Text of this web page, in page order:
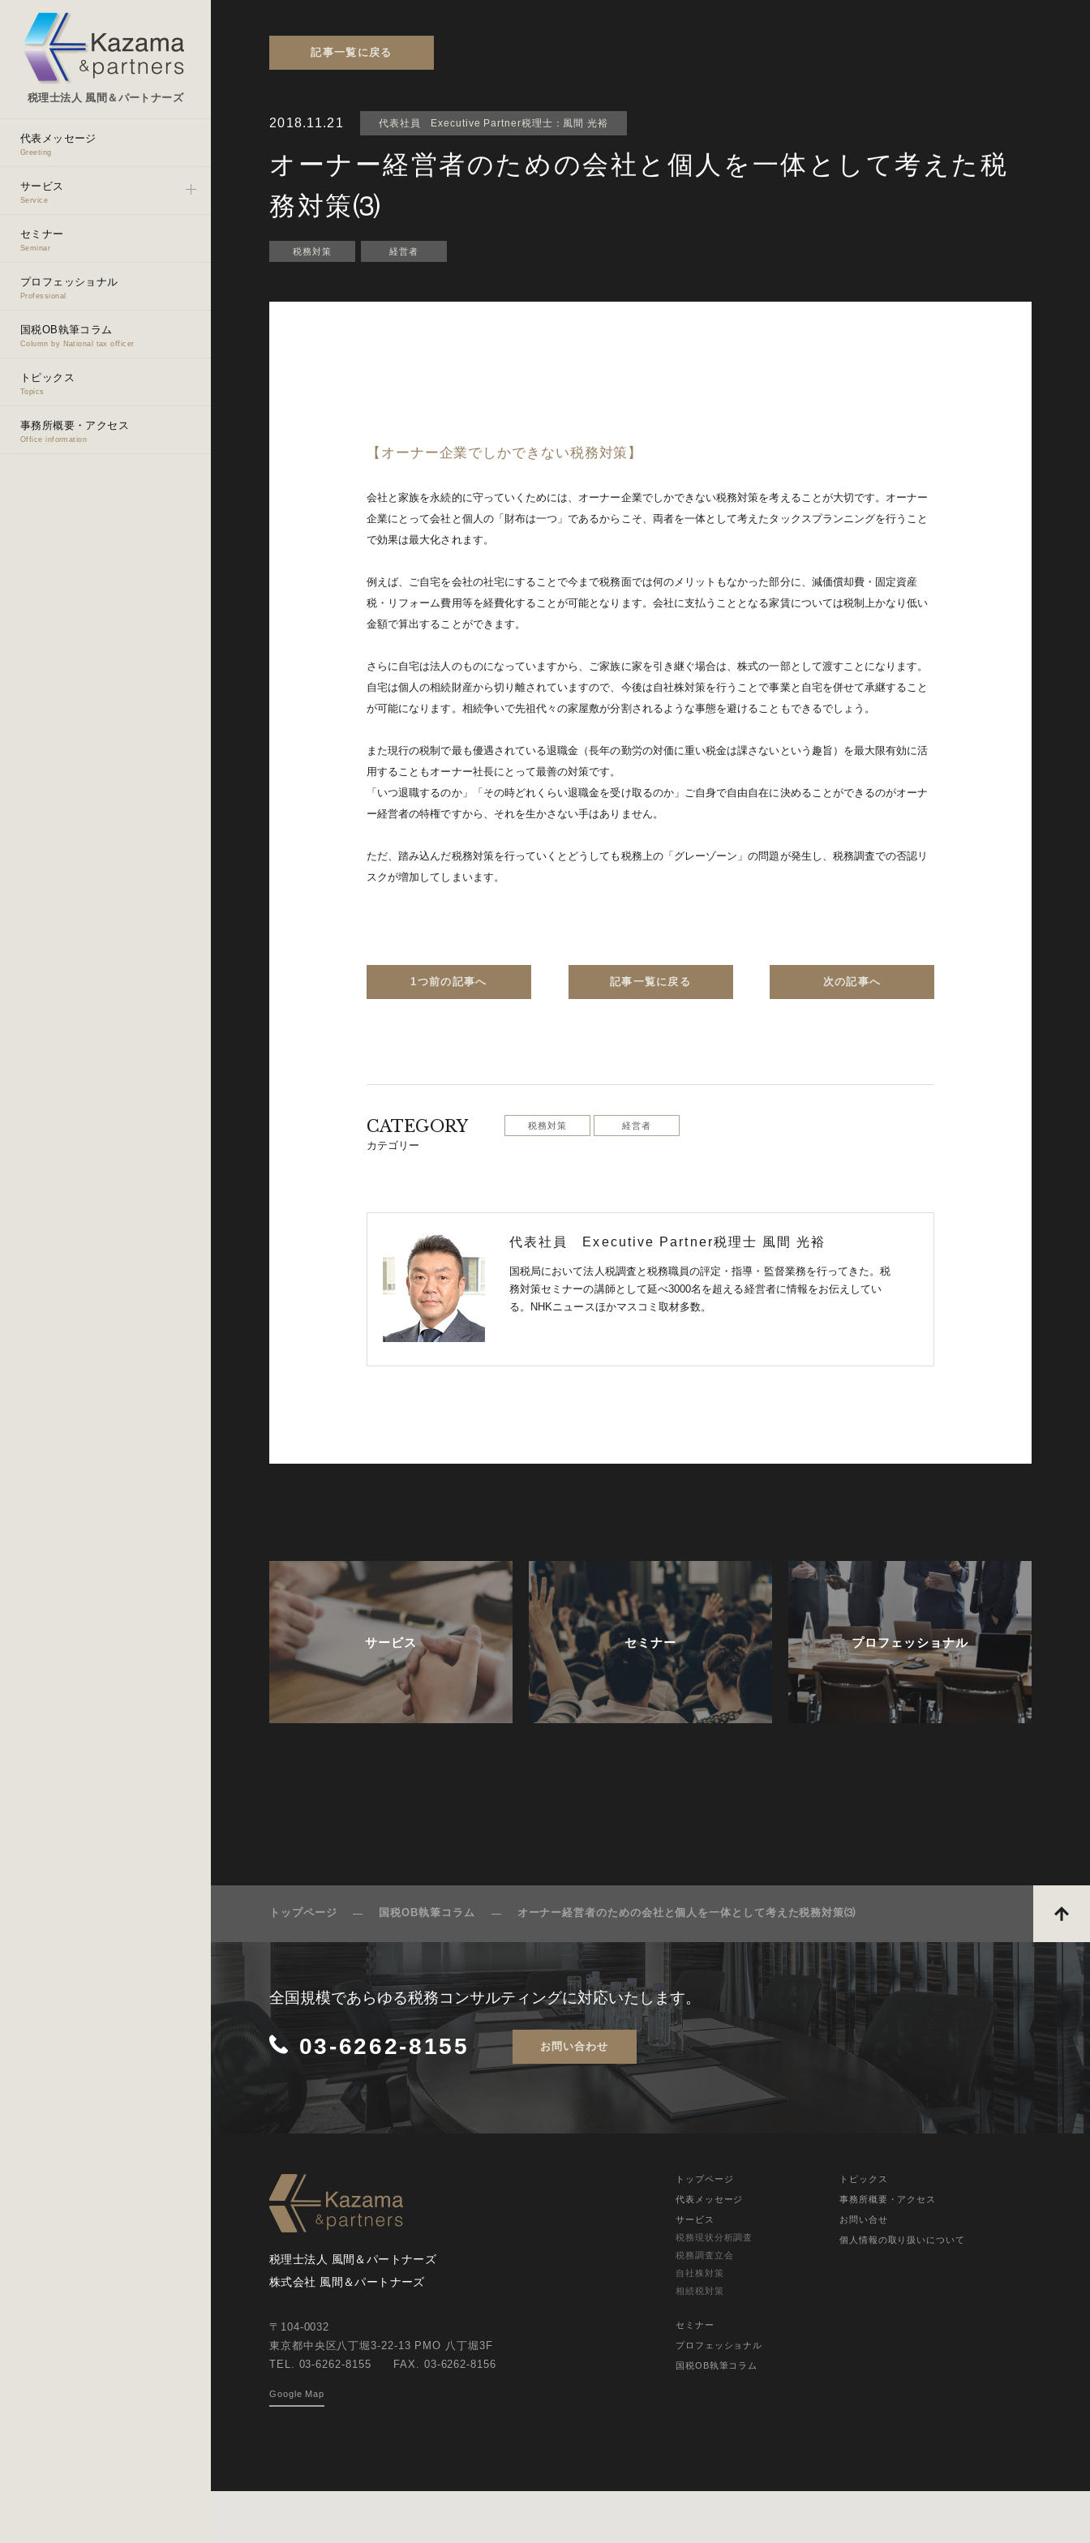
税理士法人 風間＆パートナーズ
代表メッセージ
Greeting
サービス
Service
セミナー
Seminar
プロフェッショナル
Professional
国税OB執筆コラム
Column by National tax officer
トピックス
Topics
事務所概要・アクセス
Office information
記事一覧に戻る
2018.11.21 代表社員 Executive Partner税理士 ： 風間 光裕
オーナー経営者のための会社と個人を一体として考えた税
務対策⑶
税務対策 経営者
【オーナー企業でしかできない税務対策】
会社と家族を永続的に守っていくためには、オーナー企業でしかできない税務対策を考えることが大切です。オーナー
企業にとって会社と個人の「財布は一つ」であるからこそ、両者を一体として考えたタックスプランニングを行うこと
で効果は最大化されます。
例えば、ご自宅を会社の社宅にすることで今まで税務面では何のメリットもなかった部分に、減価償却費・固定資産
税・リフォーム費用等を経費化することが可能となります。会社に支払うこととなる家賃については税制上かなり低い
金額で算出することができます。
さらに自宅は法人のものになっていますから、ご家族に家を引き継ぐ場合は、株式の一部として渡すことになります。
自宅は個人の相続財産から切り離されていますので、今後は自社株対策を行うことで事業と自宅を併せて承継すること
が可能になります。相続争いで先祖代々の家屋敷が分割されるような事態を避けることもできるでしょう。
また現行の税制で最も優遇されている退職金（長年の勤労の対価に重い税金は課さないという趣旨）を最大限有効に活
用することもオーナー社長にとって最善の対策です。
「いつ退職するのか」「その時どれくらい退職金を受け取るのか」ご自身で自由自在に決めることができるのがオーナ
ー経営者の特権ですから、それを生かさない手はありません。
ただ、踏み込んだ税務対策を行っていくとどうしても税務上の「グレーゾーン」の問題が発生し、税務調査での否認リ
スクが増加してしまいます。
1つ前の記事へ 記事一覧に戻る 次の記事へ
CATEGORY
カテゴリー
税務対策 経営者
代表社員 Executive Partner税理士 風間 光裕
国税局において法人税調査と税務職員の評定・指導・監督業務を行ってきた。税
務対策セミナーの講師として延べ3000名を超える経営者に情報をお伝えしてい
る。NHKニュースほかマスコミ取材多数。
サービス セミナー プロフェッショナル
トップページ 国税OB執筆コラム オーナー経営者のための会社と個人を一体として考えた税務対策⑶
全国規模であらゆる税務コンサルティングに対応いたします。
03-6262-8155 お問い合わせ
税理士法人 風間＆パートナーズ
株式会社 風間＆パートナーズ
〒104-0032
東京都中央区八丁堀3-22-13 PMO 八丁堀3F
TEL. 03-6262-8155 FAX. 03-6262-8156
Google Map
トップページ
代表メッセージ
サービス
税務現状分析調査
税務調査立会
自社株対策
相続税対策
セミナー
プロフェッショナル
国税OB執筆コラム
トピックス
事務所概要・アクセス
お問い合せ
個人情報の取り扱いについて